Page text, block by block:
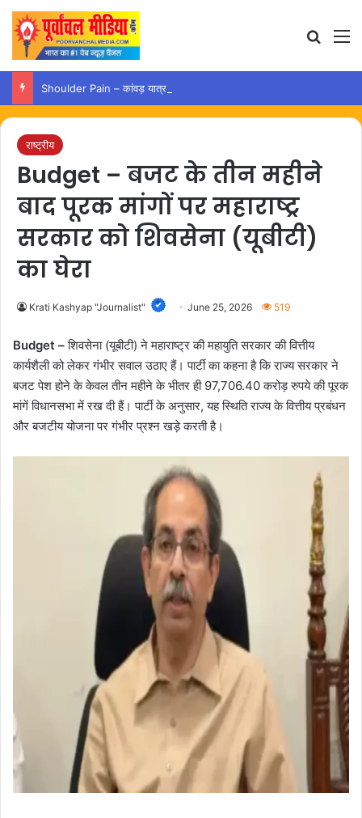
राष्ट्रीय
Budget – बजट के तीन महीने
बाद पूरक मांगों पर महाराष्ट्र
सरकार को शिवसेना (यूबीटी)
का घेरा
Krati Kashyap "Journalist" June 25, 2026 519
Budget –शिवसेना (यूबीटी) ने महाराष्ट्र की महायुति सरकार की वित्तीय
कार्यशैली को लेकर गंभीर सवाल उठाए हैं। पार्टी का कहना है कि राज्य सरकार ने
बजट पेश होने के केवल तीन महीने के भीतर ही 97,706.40 करोड़ रुपये की पूरक
मांगें विधानसभा में रख दी हैं। पार्टी के अनुसार, यह स्थिति राज्य के वित्तीय प्रबंधन
और बजटीय योजना पर गंभीर प्रश्न खड़े करती है।